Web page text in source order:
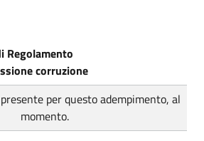
Regolamento
corruzione
per questo adempimento, al
momento.